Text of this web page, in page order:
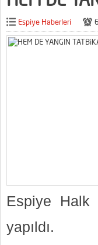
Espiye Haberleri
Espiye Halk
yapıldı.